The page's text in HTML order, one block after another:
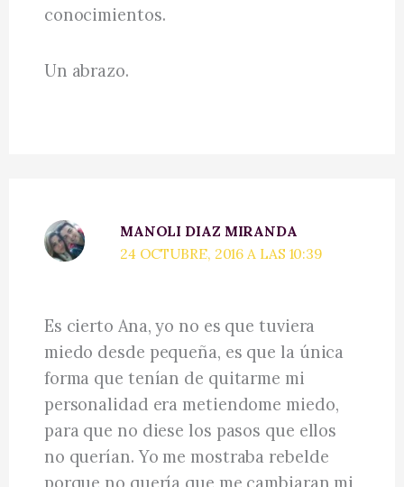
conocimientos.
Un abrazo.
MANOLI DIAZ MIRANDA
24 OCTUBRE, 2016 A LAS 10:39
Es cierto Ana, yo no es que tuviera
miedo desde pequeña, es que la única
forma que tenían de quitarme mi
personalidad era metiendome miedo,
para que no diese los pasos que ellos
no querían. Yo me mostraba rebelde
porque no quería que me cambiaran mi